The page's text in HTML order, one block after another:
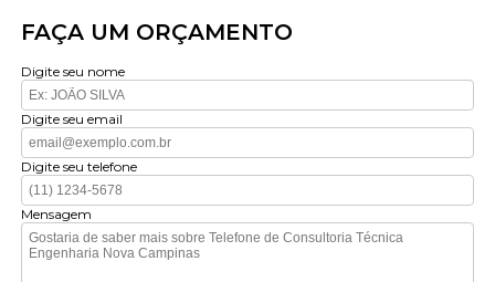
FAÇA UM ORÇAMENTO
Digite seu nome
Digite seu email
Digite seu telefone
Mensagem